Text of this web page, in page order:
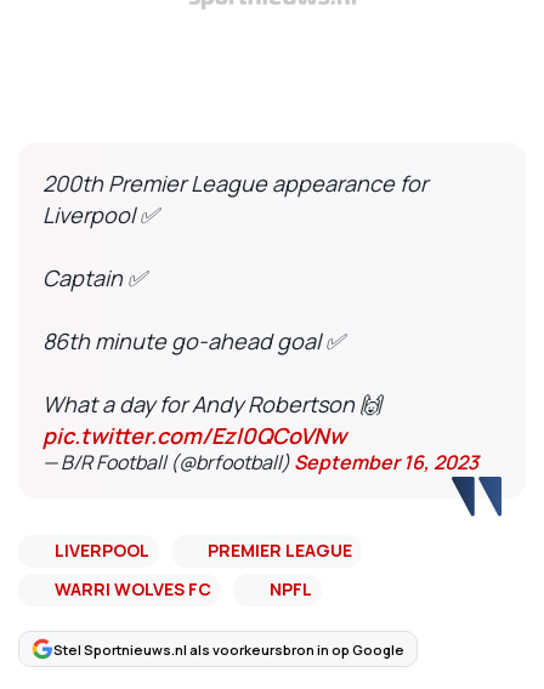
200th Premier League appearance for
Liverpool ✅
Captain ✅
86th minute go-ahead goal ✅
What a day for Andy Robertson 🙌
pic.twitter.com/Ezl0QCoVNw
— B/R Football (@brfootball)September 16, 2023
LIVERPOOL
PREMIER LEAGUE
WARRI WOLVES FC
NPFL
Stel Sportnieuws.nl als voorkeursbron in op Google